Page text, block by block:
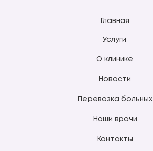
Главная
Услуги
О клинике
Новости
Перевозка больных
Наши врачи
Контакты